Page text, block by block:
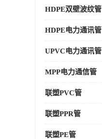
HDPE双壁波纹管
HDPE电力通讯管
UPVC电力通讯管
MPP电力通信管
联塑PVC管
联塑PPR管
联塑PE管